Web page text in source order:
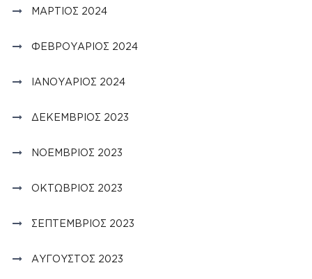
ΜΆΡΤΙΟΣ 2024
ΦΕΒΡΟΥΆΡΙΟΣ 2024
ΙΑΝΟΥΆΡΙΟΣ 2024
ΔΕΚΈΜΒΡΙΟΣ 2023
ΝΟΈΜΒΡΙΟΣ 2023
ΟΚΤΏΒΡΙΟΣ 2023
ΣΕΠΤΈΜΒΡΙΟΣ 2023
ΑΎΓΟΥΣΤΟΣ 2023